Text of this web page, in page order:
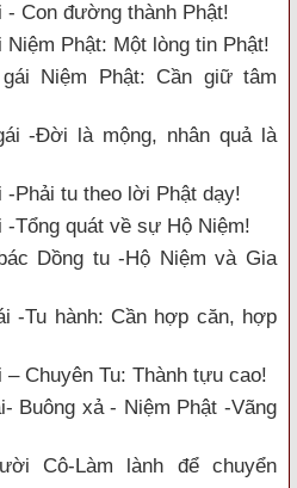
Con đường thành Phật!
Phật: Một lòng tin Phật!
Niệm Phật: Cần giữ tâm
-Đời là mộng, nhân quả là
Phải tu theo lời Phật dạy!
Tổng quát về sự Hộ Niệm!
Dồng tu -Hộ Niệm và Gia
-Tu hành: Cần hợp căn, hợp
Chuyên Tu: Thành tựu cao!
Buông xả - Niệm Phật -Vãng
Cô-Làm lành để chuyển